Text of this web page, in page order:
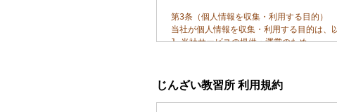
第3条（個人情報を収集・利用する目的）
当社が個人情報を収集・利用する目的は、
1.当社サービスの提供・運営のため
4.メンテナンス、重要なお知らせなど必要
5.利用規約に違反したユーザや、不正・不
6.ユーザにご自身の登録情報の閲覧や変更
じんざい教習所 利用規約